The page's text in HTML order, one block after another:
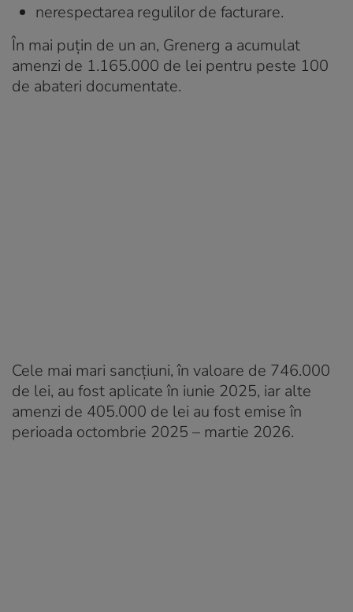
nerespectarea regulilor de facturare.
În mai puţin de un an, Grenerg a acumulat
amenzi de 1.165.000 de lei pentru peste 100
de abateri documentate.
Cele mai mari sancţiuni, în valoare de 746.000
de lei, au fost aplicate în iunie 2025, iar alte
amenzi de 405.000 de lei au fost emise în
perioada octombrie 2025 – martie 2026.